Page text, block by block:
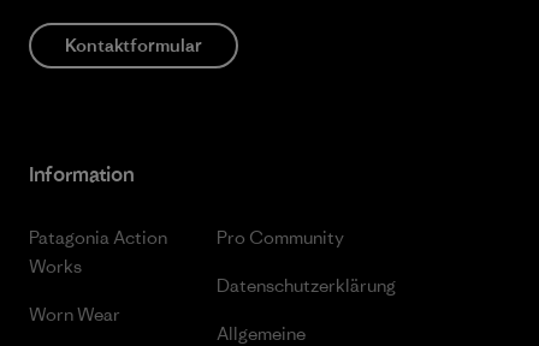
Kontaktformular
Information
Patagonia Action
Works
Worn Wear
Pro Community
Datenschutzerklärung
Allgemeine